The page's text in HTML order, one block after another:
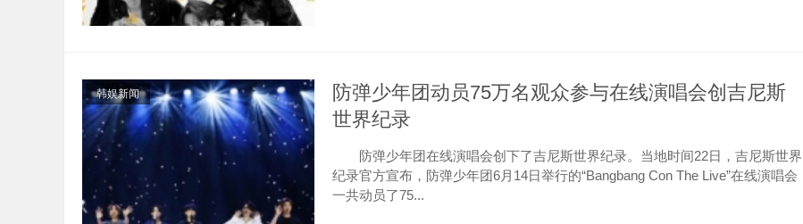
防弹少年团动员75万名观众参与在线演唱会创吉尼斯
世界纪录
韩娱新闻
防弹少年团在线演唱会创下了吉尼斯世界纪录。当地时间22日，吉尼斯世界
纪录官方宣布，防弹少年团6月14日举行的“Bangbang Con The Live”在线演唱会
一共动员了75...